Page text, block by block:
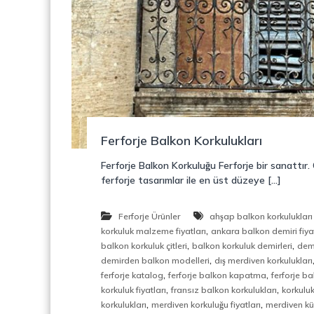
y
o
n
o
n
s
t
r
ü
k
s
y
n
e
l
i
k
M
e
r
Ferforje Balkon Korkulukları
Ferforje Balkon Korkuluğu Ferforje bir sanattır.
ferforje tasarımlar ile en üst düzeye […]
Ferforje Ürünler ahşap balkon
korkuluk malzeme fiyatları,ankara balkon demiri
balkon korkuluk çitleri,balkon korkuluk demirleri,
demirden balkon modelleri,dış merdiven korkulukları
ferforje katalog,ferforje balkon kapatma,ferforje
korkuluk fiyatları,fransız balkon korkulukları,
korkulukları,merdiven korkuluğu fiyatları,merdiven